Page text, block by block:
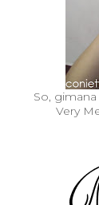
So,
Very